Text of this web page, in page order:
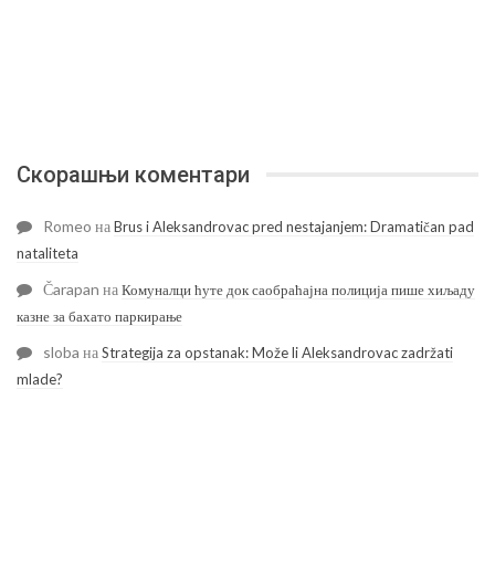
Скорашњи коментари
Romeo наBrus i Aleksandrovac pred nestajanjem: Dramatičan pad
nataliteta
Čarapan наКомуналци ћуте док саобраћајна полиција пише хиљаду
казне за бахато паркирање
sloba наStrategija za opstanak: Može li Aleksandrovac zadržati
mlade?